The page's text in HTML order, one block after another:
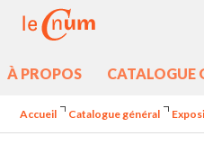
À PROPOS CATALOGUE
Accueil Catalogue général